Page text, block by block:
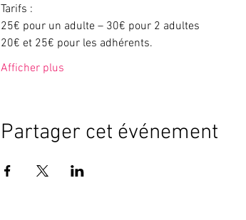
Tarifs :
25€ pour un adulte – 30€ pour 2 adultes
20€ et 25€ pour les adhérents.
Afficher plus
Partager cet événement